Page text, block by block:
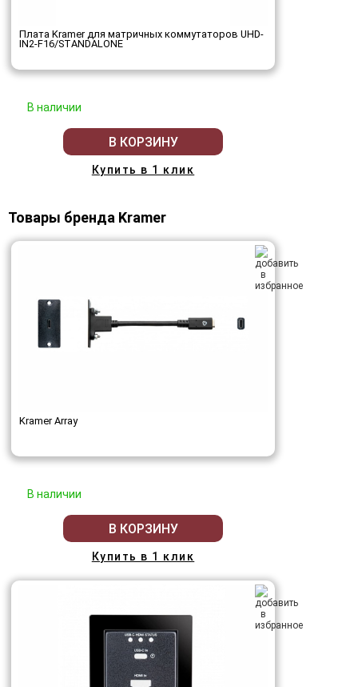
Плата Kramer для матричных коммутаторов UHD-
IN2-F16/STANDALONE
В наличии
В КОРЗИНУ
Купить в 1 клик
Товары бренда Kramer
Kramer Array
В наличии
В КОРЗИНУ
Купить в 1 клик